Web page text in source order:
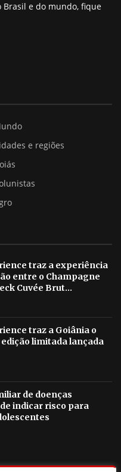
Brasil e do mundo, fique
e regiões
traz a experiência
entre o Champagne
Cuvée Brut...
traz a Goiânia o
edição limitada lançada
de doenças
indicar risco para